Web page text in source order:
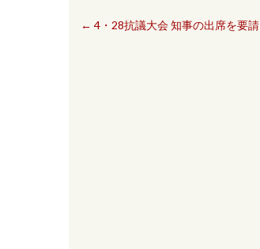
← 4・28抗議大会 知事の出席を要請